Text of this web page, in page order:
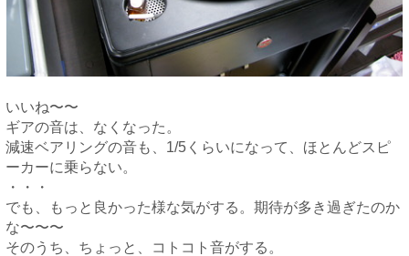
いいね〜〜
ギアの音は、なくなった。
減速ベアリングの音も、1/5くらいになって、ほとんどスピ
ーカーに乗らない。
・・・
でも、もっと良かった様な気がする。期待が多き過ぎたのか
な〜〜〜
そのうち、ちょっと、コトコト音がする。